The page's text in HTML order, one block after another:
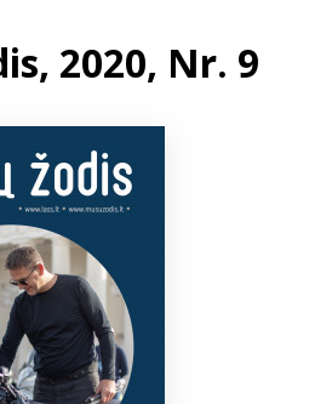
2020, Nr. 9